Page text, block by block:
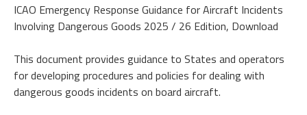
ICAO Emergency Response Guidance for Aircraft Incidents
Involving Dangerous Goods 2025 / 26 Edition, Download
This document provides guidance to States and operators
for developing procedures and policies for dealing with
dangerous goods incidents on board aircraft.